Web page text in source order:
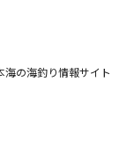
の海釣り情報サイト